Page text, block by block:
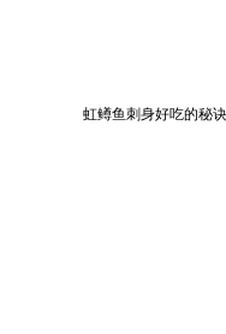
虹鳟鱼刺身好吃的秘诀